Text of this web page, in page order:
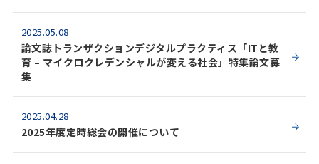
2025.05.08
論文誌トランザクションデジタルプラクティス「ITと教
育 – マイクロクレデンシャルが変える社会」特集論文募
集
2025.04.28
2025年度定時総会の開催について